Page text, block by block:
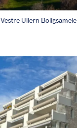
Vestre Ullern Boligsameie